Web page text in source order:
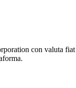
con valuta fiat